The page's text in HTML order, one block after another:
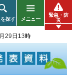
探す メニュー
緊急・防
災
29日13時